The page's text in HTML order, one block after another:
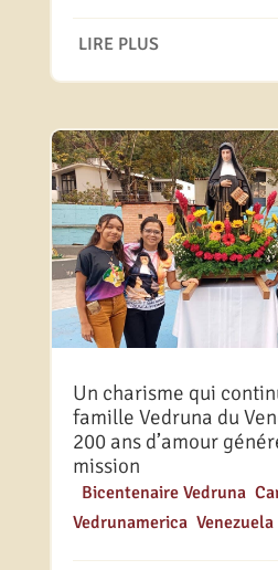
LIRE PLUS
Un charisme qui
famille Vedruna du
200 ans d’amour
mission
Bicentenaire Vedruna,
Vedrunamerica, Venezuela